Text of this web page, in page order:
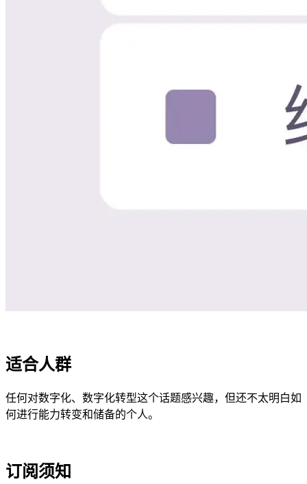
适合人群
任何对数字化、数字化转型这个话题感兴趣，但还不太明白如
何进行能力转变和储备的个人。
订阅须知